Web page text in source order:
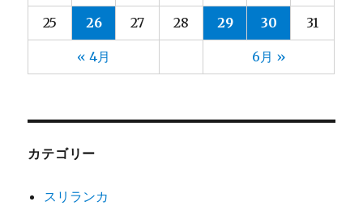
« 4月 6月 »
25 26 27 28 29 30 31
カテゴリー
スリランカ